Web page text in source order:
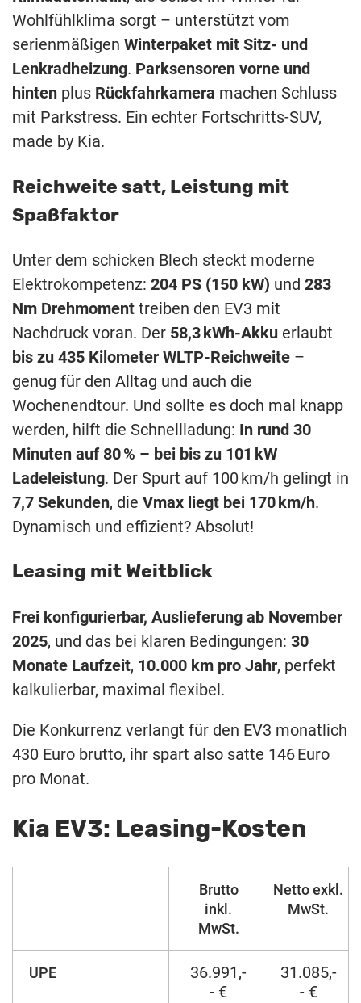
Wohlfühlklima sorgt – unterstützt vom
serienmäßigen Winterpaket mit Sitz- und
Lenkradheizung. Parksensoren vorne und
hinten plus Rückfahrkamera machen Schluss
mit Parkstress. Ein echter Fortschritts-SUV,
made by Kia.
Reichweite satt, Leistung mit
Spaßfaktor
Unter dem schicken Blech steckt moderne
Elektrokompetenz: 204 PS (150 kW) und 283
Nm Drehmoment treiben den EV3 mit
Nachdruck voran. Der 58,3 kWh-Akku erlaubt
bis zu 435 Kilometer WLTP-Reichweite –
genug für den Alltag und auch die
Wochenendtour. Und sollte es doch mal knapp
werden, hilft die Schnellladung: In rund 30
Minuten auf 80 % – bei bis zu 101 kW
Ladeleistung. Der Spurt auf 100 km/h gelingt in
7,7 Sekunden, die Vmax liegt bei 170 km/h.
Dynamisch und effizient? Absolut!
Leasing mitWeitblick
Frei konfigurierbar, Auslieferung ab November
2025, und das bei klaren Bedingungen: 30
Monate Laufzeit, 10.000 km pro Jahr, perfekt
kalkulierbar, maximal flexibel.
Die Konkurrenz verlangt für den EV3 monatlich
430 Euro brutto, ihr spart also satte 146 Euro
pro Monat.
Kia EV3: Leasing-Kosten
Brutto
inkl.
MwSt.
Netto exkl.
MwSt.
UPE
36.991,-
- €
31.085,-
- €